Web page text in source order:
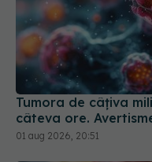
Tumora de câțiva
câteva ore.
01 aug 2026, 20:51